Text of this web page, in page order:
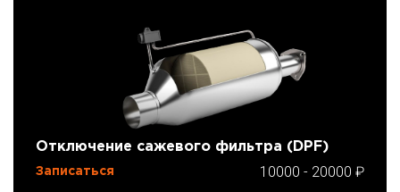
Отключение сажевого фильтра (DPF)
Записаться 10000 - 20000